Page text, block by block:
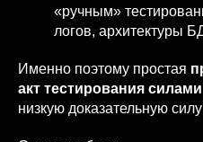
«ручным»
логов, архитектуры
Именно поэтому простая
акт тестирования силами
низкую доказательную